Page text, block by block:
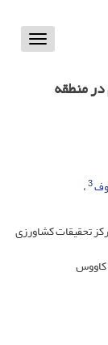
Toggle
منطقه
3
تحقیقات کشاورزی
کاووس